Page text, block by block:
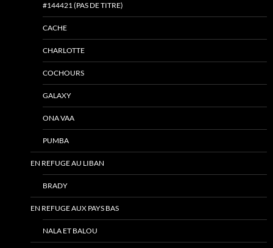
#144421 (PAS DE TITRE)
CACHE
CHARLOTTE
COCHOURS
GALAXY
ONA VAA
PUMBA
EN REFUGE AU LIBAN
BRADY
EN REFUGE AUX PAYS BAS
NALA ET BALOU